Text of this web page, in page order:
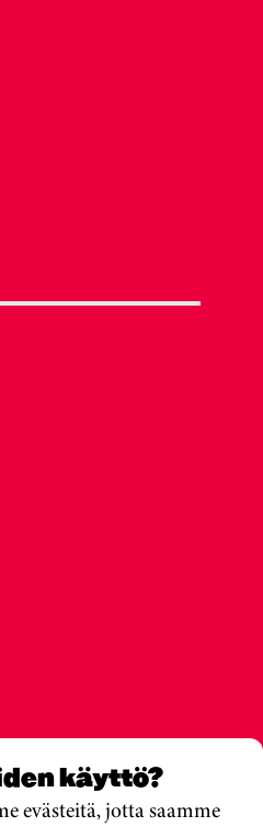
käyttö?
evästeitä, jotta saamme